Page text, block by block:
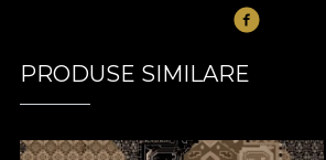
PRODUSE SIMILARE